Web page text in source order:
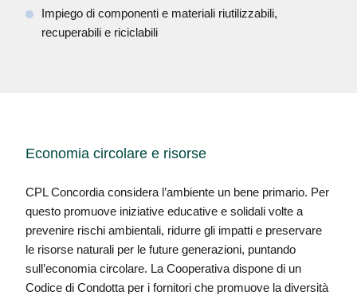
Impiego di componenti e materiali riutilizzabili,
recuperabili e riciclabili
Economia circolare e risorse
CPL Concordia considera l’ambiente un bene primario. Per
questo promuove iniziative educative e solidali volte a
prevenire rischi ambientali, ridurre gli impatti e preservare
le risorse naturali per le future generazioni, puntando
sull’economia circolare. La Cooperativa dispone di un
Codice di Condotta per i fornitori che promuove la diversità